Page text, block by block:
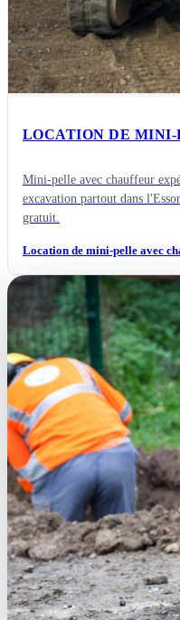
LOCATION DE MINI-
Mini-pelle avec chauffeur
excavation partout dans
gratuit.
Location de mini-pelle avec